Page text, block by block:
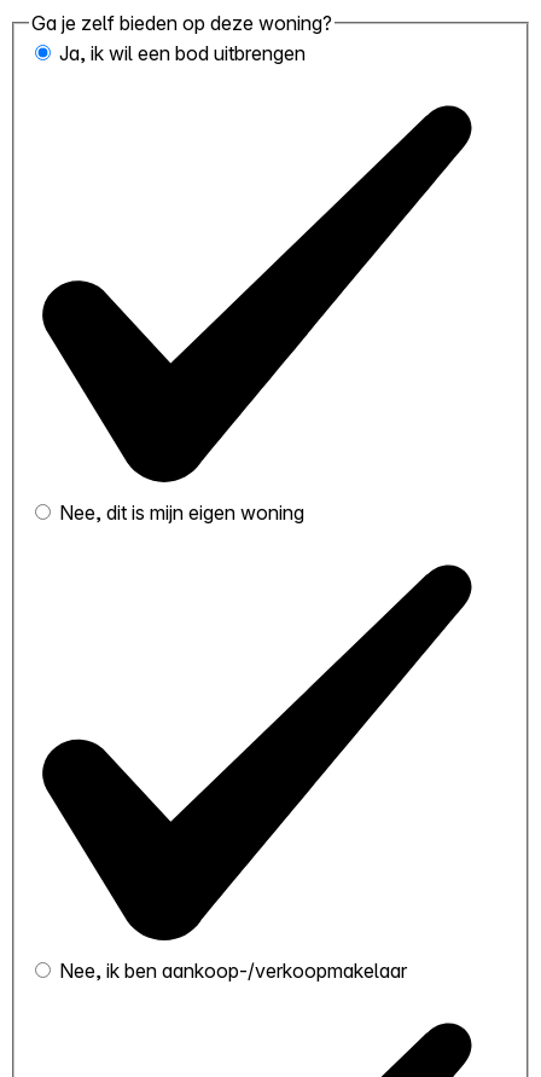
Ga je zelf bieden op deze woning?
Ja, ik wil een bod uitbrengen
Nee, dit is mijn eigen woning
Nee, ik ben aankoop-/verkoopmakelaar